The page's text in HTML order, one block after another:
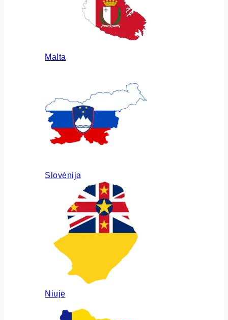
Malta
Slovėnija
Niujė